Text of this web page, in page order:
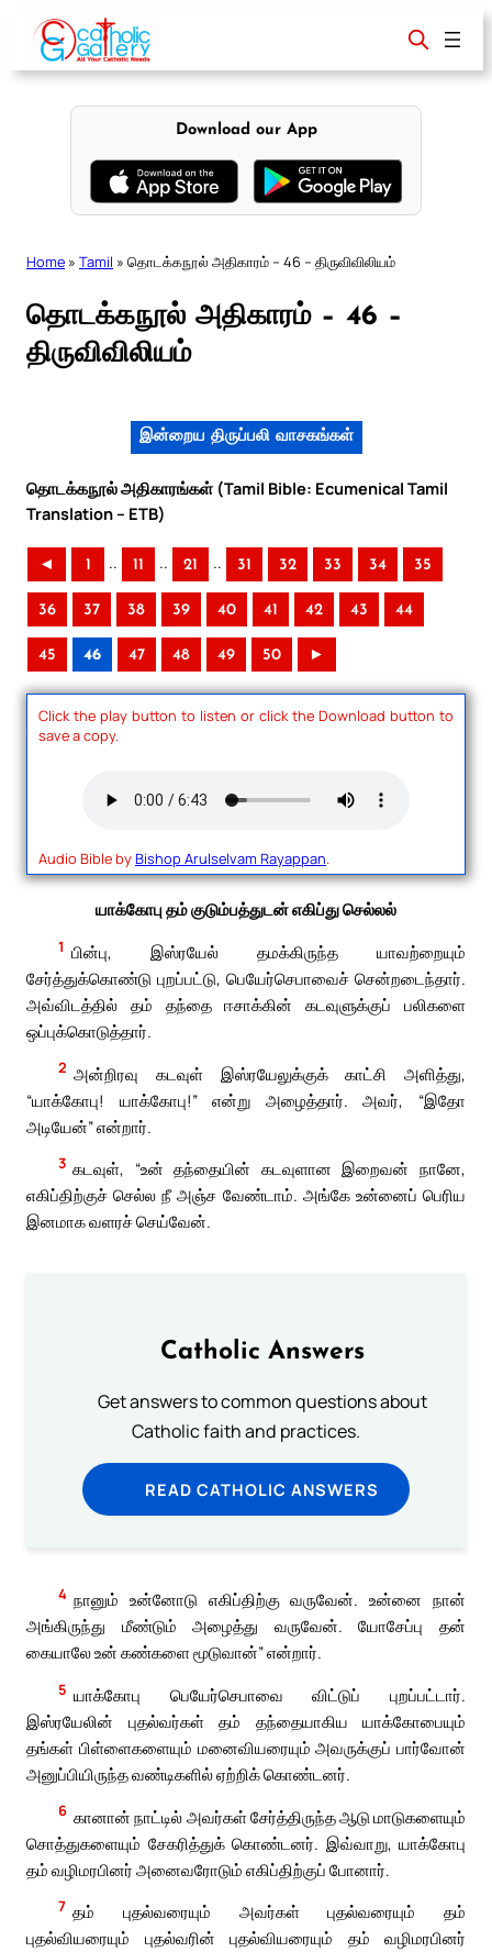
content
Download our App
Home » Tamil » தொடக்கநூல் அதிகாரம் – 46 – திருவிவிலியம்
தொடக்கநூல் அதிகாரம் – 46 –
திருவிவிலியம்
இன்றைய திருப்பலி வாசகங்கள்
தொடக்கநூல் அதிகாரங்கள் (Tamil Bible: Ecumenical Tamil
Translation – ETB)
◄ 1 .. 11 .. 21 .. 31 32 33 34 35
36 37 38 39 40 41 42 43 44
45 46 47 48 49 50 ►
Click the play button to listen or click the Download button to
save a copy.
Audio Bible byBishop Arulselvam Rayappan.
யாக்கோபு தம் குடும்பத்துடன் எகிப்து செல்லல்
1 பின்பு, இஸ்ரயேல் தமக்கிருந்த யாவற்றையும்
சேர்த்துக்கொண்டு புறப்பட்டு, பெயேர்செபாவைச் சென்றடைந்தார்.
அவ்விடத்தில் தம் தந்தை ஈசாக்கின் கடவுளுக்குப் பலிகளை
ஒப்புக்கொடுத்தார்.
2 அன்றிரவு கடவுள் இஸ்ரயேலுக்குக் காட்சி அளித்து,
“யாக்கோபு! யாக்கோபு!” என்று அழைத்தார். அவர், “இதோ
அடியேன்” என்றார்.
3 கடவுள், “உன் தந்தையின் கடவுளான இறைவன் நானே,
எகிப்திற்குச் செல்ல நீ அஞ்ச வேண்டாம். அங்கே உன்னைப் பெரிய
இனமாக வளரச் செய்வேன்.
Catholic Answers
Get answers to common questions about
Catholic faith and practices.
READ CATHOLIC ANSWERS
4 நானும் உன்னோடு எகிப்திற்கு வருவேன். உன்னை நான்
அங்கிருந்து மீண்டும் அழைத்து வருவேன். யோசேப்பு தன்
கையாலே உன் கண்களை மூடுவான்” என்றார்.
5 யாக்கோபு பெயேர்செபாவை விட்டுப் புறப்பட்டார்.
இஸ்ரயேலின் புதல்வர்கள் தம் தந்தையாகிய யாக்கோபையும்
தங்கள் பிள்ளைகளையும் மனைவியரையும் அவருக்குப் பார்வோன்
அனுப்பியிருந்த வண்டிகளில் ஏற்றிக் கொண்டனர்.
6 கானான் நாட்டில் அவர்கள் சேர்த்திருந்த ஆடு மாடுகளையும்
சொத்துகளையும் சேகரித்துக் கொண்டனர். இவ்வாறு, யாக்கோபு
தம் வழிமரபினர் அனைவரோடும் எகிப்திற்குப் போனார்.
7 தம் புதல்வரையும் அவர்கள் புதல்வரையும் தம்
புதல்வியரையும் புதல்வரின் புதல்வியரையும் தம் வழிமரபினர்